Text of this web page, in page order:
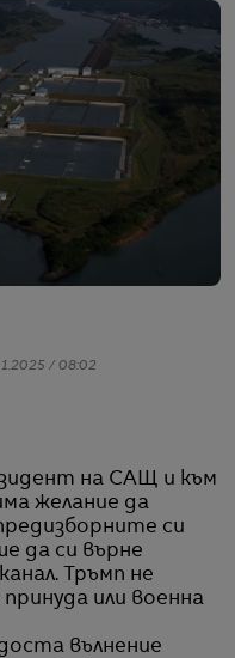
/ 08:02
желание да
си
да си върне
Тръмп не
или военна
вълнение